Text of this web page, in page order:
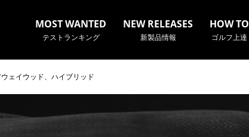
MOST WANTED
テストランキング
NEW RELEASES
新製品情報
HOW TO
ゴルフ上達
ェイウッド、ハイブリッド
名やクラブ名など、検索したい事柄を入力してください。